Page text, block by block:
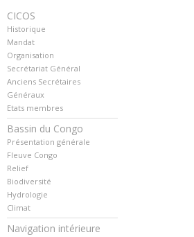
CICOS
Historique
Mandat
Organisation
Secrétariat Général
Anciens Secrétaires
Généraux
Etats membres
Bassin du Congo
Présentation générale
Fleuve Congo
Relief
Biodiversité
Hydrologie
Climat
Navigation intérieure